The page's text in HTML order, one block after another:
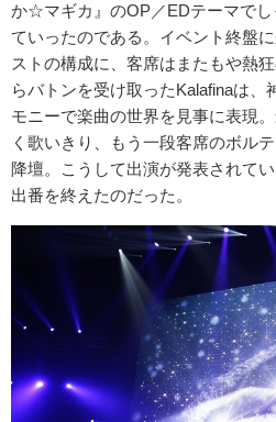
か☆マギカ』のOP／EDテーマでし
ていったのである。イベント終盤
ストの構成に、客席はまたもや熱
らバトンを受け取ったKalafinaは、
モニーで楽曲の世界を見事に表現
く歌いきり、もう一段客席のボル
降壇。こうして出演が発表されて
出番を終えたのだった。